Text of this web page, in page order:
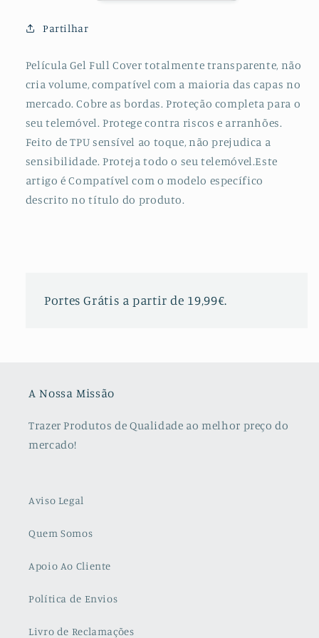
Samsung
M30S
Partilhar
Película Gel Full Cover totalmente transparente, não
cria volume, compatível com a maioria das capas no
mercado. Cobre as bordas. Proteção completa para o
seu telemóvel. Protege contra riscos e arranhões.
Feito de TPU sensível ao toque, não prejudica a
sensibilidade. Proteja todo o seu telemóvel.Este
artigo é Compatível com o modelo específico
descrito no título do produto.
Portes Grátis a partir de 19,99€.
A Nossa Missão
Trazer Produtos de Qualidade ao melhor preço do
mercado!
Aviso Legal
Quem Somos
Apoio Ao Cliente
Política de Envios
Livro de Reclamações